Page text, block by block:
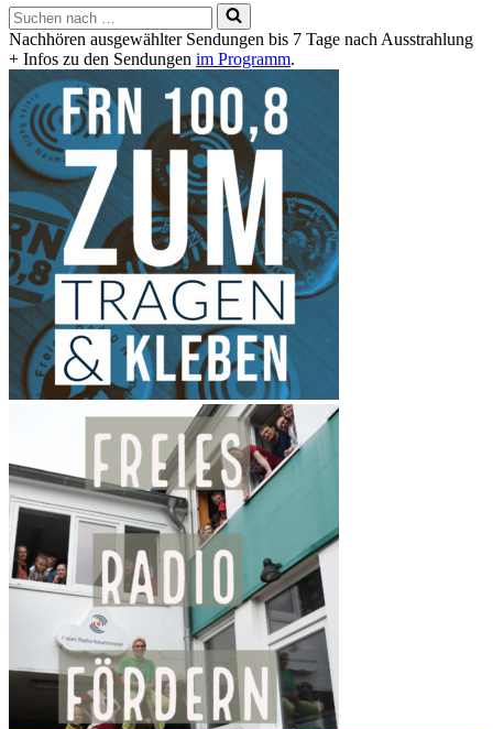
Suchen
nach …
Nachhören ausgewählter Sendungen bis 7 Tage nach Ausstrahlung
+ Infos zu den Sendungen im Programm.